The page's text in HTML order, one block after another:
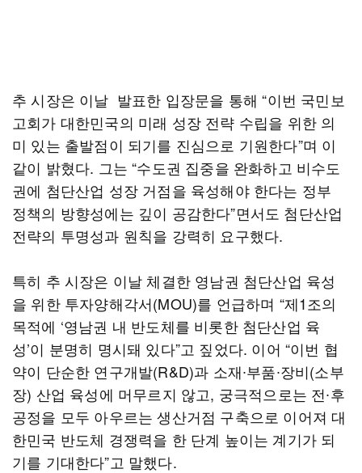
추 시장은 이날 발표한 입장문을 통해 “이번 국민보
고회가 대한민국의 미래 성장 전략 수립을 위한 의
미 있는 출발점이 되기를 진심으로 기원한다”며 이
같이 밝혔다. 그는 “수도권 집중을 완화하고 비수도
권에 첨단산업 성장 거점을 육성해야 한다는 정부
정책의 방향성에는 깊이 공감한다”면서도 첨단산업
전략의 투명성과 원칙을 강력히 요구했다.
특히 추 시장은 이날 체결한 영남권 첨단산업 육성
을 위한 투자양해각서(MOU)를 언급하며 “제1조의
목적에 ‘영남권 내 반도체를 비롯한 첨단산업 육
성’이 분명히 명시돼 있다”고 짚었다. 이어 “이번 협
약이 단순한 연구개발(R&D)과 소재∙부품∙장비(소부
장) 산업 육성에 머무르지 않고, 궁극적으로는 전∙후
공정을 모두 아우르는 생산거점 구축으로 이어져 대
한민국 반도체 경쟁력을 한 단계 높이는 계기가 되
기를 기대한다”고 말했다.